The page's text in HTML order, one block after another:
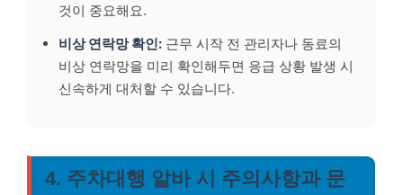
것이 중요해요.
비상 연락망 확인: 근무 시작 전 관리자나 동료의
비상 연락망을 미리 확인해두면 응급 상황 발생 시
신속하게 대처할 수 있습니다.
4. 주차대행 알바 시 주의사항과 문